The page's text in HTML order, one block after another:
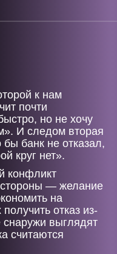
к нам
почти
но не хочу
И следом вторая
банк не отказал,
круг нет».
конфликт
— желание
на
отказ из-
выглядят
считаются